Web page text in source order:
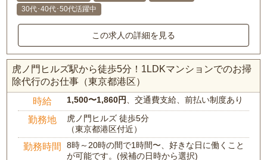
30代･40代･50代活躍中
この求人の詳細を見る
虎ノ門ヒルズ駅から徒歩5分！1LDKマンションでのお掃
除代行のお仕事（東京都港区）
時給 1,500〜1,860円 、交通費支給、前払い制度あり
勤務地
虎ノ門ヒルズ 徒歩5分
（東京都港区付近）
勤務時間
8時～20時の間で1時間〜、好きな日に働くこと
が可能です。(候補の日時から選択)